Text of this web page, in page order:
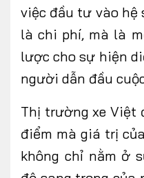
việc đầu tư vào hệ
là chi phí, mà là
lược cho sự hiện
người dẫn đầu
Thị trường xe Việt
điểm mà giá trị
không chỉ nằm ở